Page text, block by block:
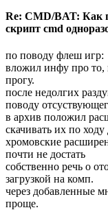
Re: CMD/BAT: Как
скрипт cmd
по поводу флеш игр:
вложил инфу про то,
прогу.
после недолгих
поводу
в архив положил
скачивать их по
хромовские
почти не достать
собственно речь о
загрузкой на комп.
через добавленные
проще.